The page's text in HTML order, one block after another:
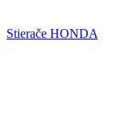
Stierače HONDA